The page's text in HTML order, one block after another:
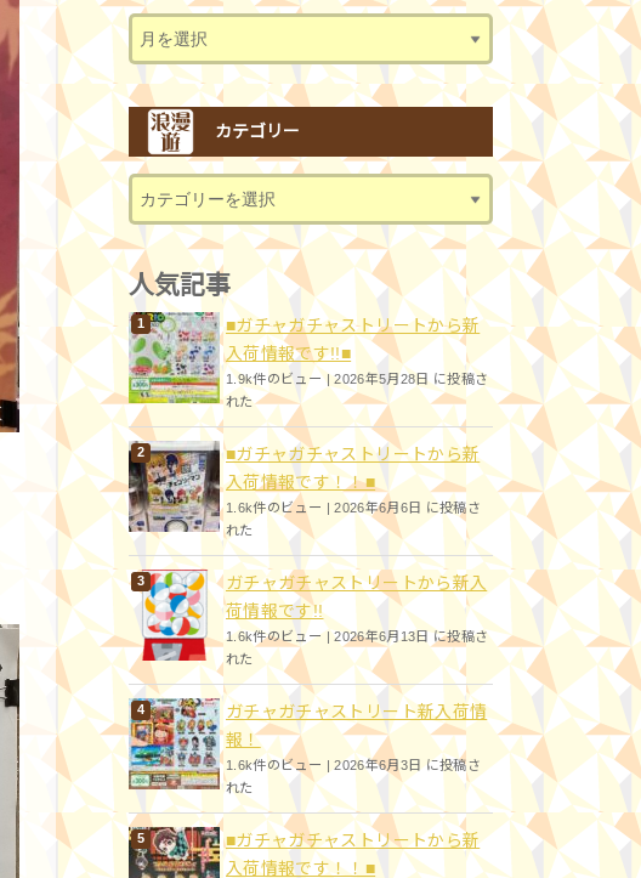
カテゴリー
人気記事
■ガチャガチャストリートから新
入荷情報です!!■
1.9k件のビュー|2026年5月28日 に投稿さ
れた
■ガチャガチャストリートから新
入荷情報です！！■
1.6k件のビュー |2026年6月6日 に投稿さ
れた
ガチャガチャストリートから新入
荷情報です!!
1.6k件のビュー|2026年6月13日 に投稿さ
れた
ガチャガチャストリート新入荷情
報！
1.6k件のビュー |2026年6月3日 に投稿さ
れた
■ガチャガチャストリートから新
入荷情報です！！■